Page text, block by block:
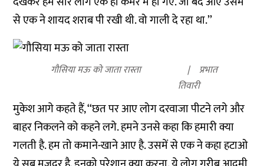
से एक ने शायद शराब पी रखी थी. वो गाली दे रहा था.’’
गौसिया मऊ को जाता रास्ता
प्रभात
तिवारी
मुकेश आगे कहते हैं, ‘‘छत पर आए लोग दरवाजा पीटने लगे और
बाहर निकलने को कहने लगे. हमने उनसे कहा कि हमारी क्या
गलती है. हम तो कमाने-खाने आए है. उसमें से एक ने कहा हटाओ